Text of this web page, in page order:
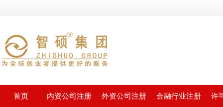
首页 内资公司注册 外资公司注册 金融行业注册 许